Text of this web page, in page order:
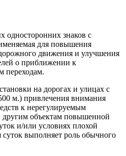
односторонних знаков с
для повышения
движения и улучшения
о приближении к
переходам.
на дорогах и улицах с
м.) привлечения внимания
к нерегулируемым
объектам повышенной
и/или условиях плохой
выполняет роль обычного